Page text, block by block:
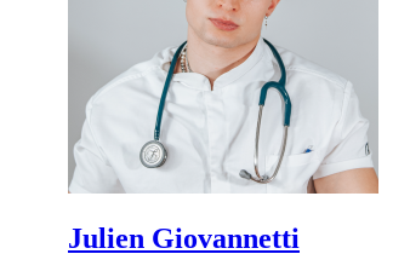
Julien Giovannetti